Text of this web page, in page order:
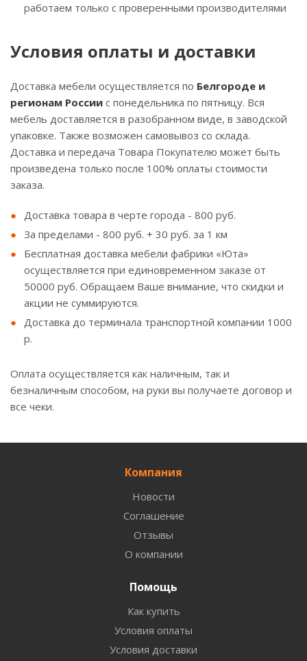
работаем только с проверенными производителями
Условия оплаты и доставки
Доставка мебели осуществляется по Белгороде и
регионам России с понедельника по пятницу. Вся
мебель доставляется в разобранном виде, в заводской
упаковке. Также возможен самовывоз со склада.
Доставка и передача Товара Покупателю может быть
произведена только после 100% оплаты стоимости
заказа.
Доставка товара в черте города - 800 руб.
За пределами - 800 руб. + 30 руб. за 1 км
Бесплатная доставка мебели фабрики «Юта»
осуществляется при единовременном заказе от
50000 руб. Обращаем Ваше внимание, что скидки и
акции не суммируются.
Доставка до терминала транспортной компании 1000
р.
Оплата осуществляется как наличным, так и
безналичным способом, на руки вы получаете договор и
все чеки.
Компания
Новости
Соглашение
Отзывы
О компании
Помощь
Как купить
Условия оплаты
Условия доставки